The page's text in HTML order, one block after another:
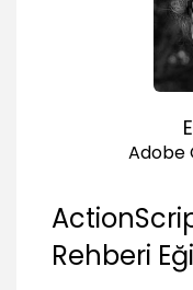
Sembol
Trace
Kod içinde
Olaylar ve olay
02:03
Adobe
Rehberi